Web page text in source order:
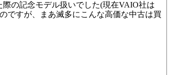
の記念モデル扱いでした(現在VAIO社は
ですが、まあ滅多にこんな高価な中古は買